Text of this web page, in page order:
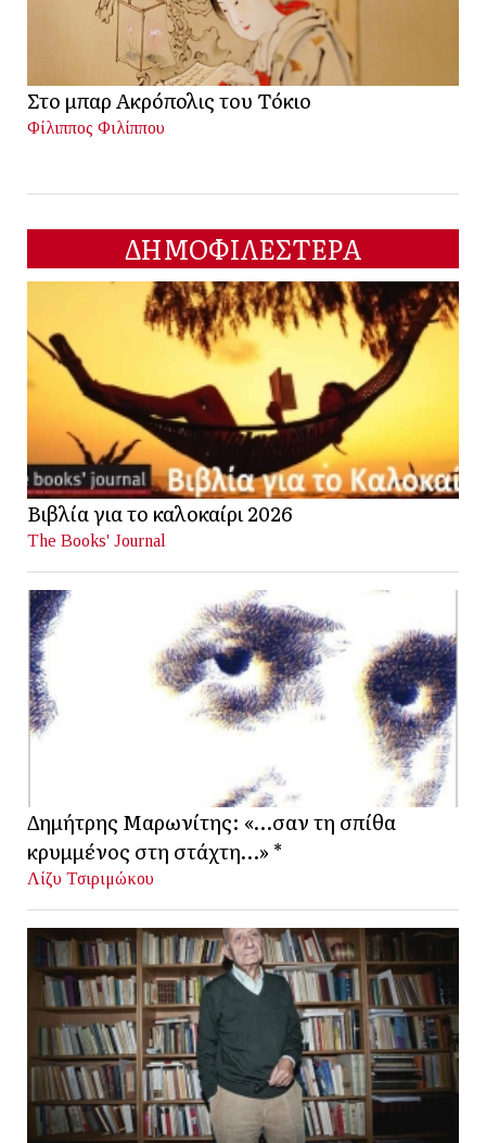
Στο μπαρ Ακρόπολις του Τόκιο
Φίλιππος Φιλίππου
ΔΗΜΟΦΙΛΕΣΤΕΡΑ
Βιβλία για το καλοκαίρι 2026
The Books' Journal
Δημήτρης Μαρωνίτης: «…σαν τη σπίθα
κρυμμένος στη στάχτη…» *
Λίζυ Τσιριμώκου